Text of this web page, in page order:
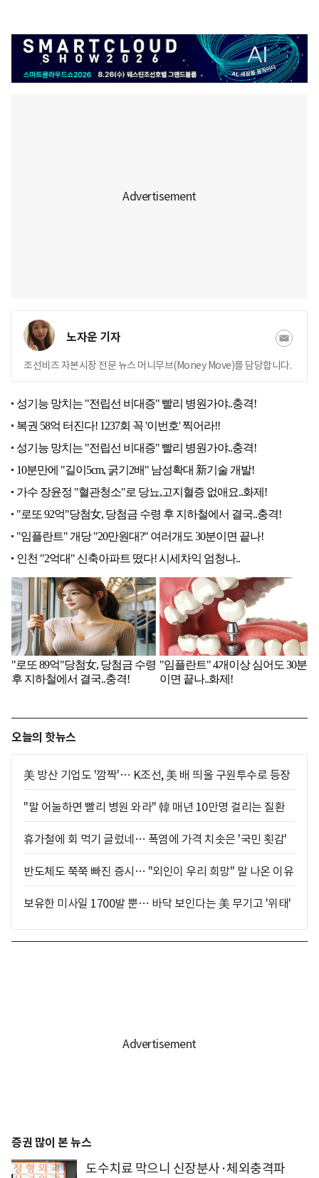
노자운 기자
조선비즈 자본시장 전문 뉴스 머니무브(Money Move)를 담당합니다.
오늘의 핫뉴스
美 방산 기업도 '깜짝'… K조선, 美 배 띄울 구원투수로 등장
"말 어눌하면 빨리 병원 와라" 韓 매년 10만명 걸리는 질환
휴가철에 회 먹기 글렀네… 폭염에 가격 치솟은 '국민 횟감'
반도체도 쭉쭉 빠진 증시… "외인이 우리 희망" 말 나온 이유
보유한 미사일 1700발 뿐… 바닥 보인다는 美 무기고 '위태'
증권 많이 본 뉴스
도수치료 막으니 신장분사·체외충격파